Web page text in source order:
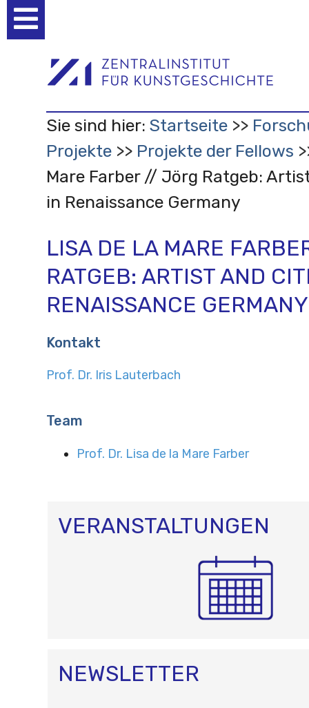
Werkzeuge
Sie sind hier: Startseite
Projekte
Projekte der Fellows
Mare Farber // Jörg Ratgeb:
in Renaissance Germany
LISA DE LA MARE
RATGEB: ARTIST AND
RENAISSANCE GERMANY
Kontakt
Prof. Dr. Iris Lauterbach
Team
Prof. Dr. Lisa de la Mare Farber
VERANSTALTUNGEN
NEWSLETTER